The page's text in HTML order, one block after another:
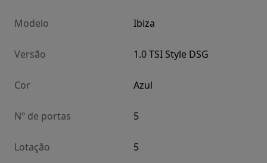
Modelo Ibiza
Versão 1.0 TSI Style DSG
Cor Azul
Nº de portas 5
Lotação 5